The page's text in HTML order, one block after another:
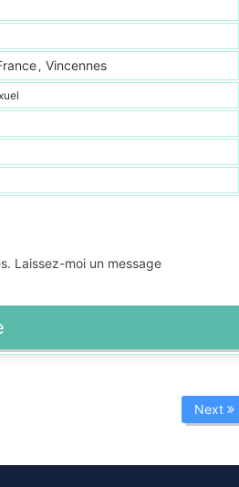
, Vincennes
Laissez-moi un message
Next